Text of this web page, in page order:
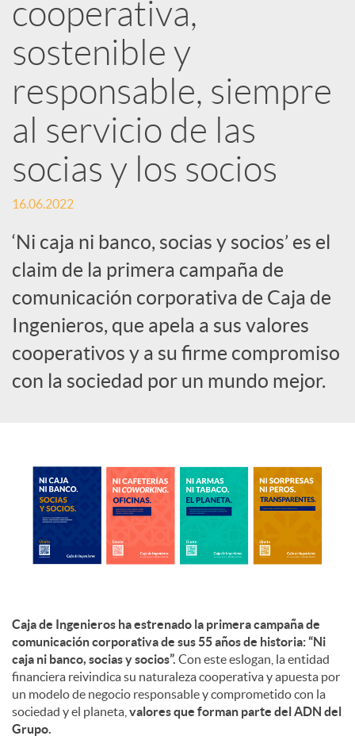
o
r
d
e
c
o
n
t
o
s
cooperativa,
sostenible y
responsable, siempre
al servicio de las
socias y los socios
16.06.2022
‘Ni caja ni banco, socias y socios’ es el
claim de la primera campaña de
comunicación corporativa de Caja de
Ingenieros, que apela a sus valores
cooperativos y a su firme compromiso
con la sociedad por un mundo mejor.
Caja de Ingenieros ha estrenado la primera campaña de
comunicación corporativa de sus 55 años de historia: “Ni
caja ni banco, socias y socios”. Con este eslogan, la entidad
financiera reivindica su naturaleza cooperativa y apuesta por
un modelo de negocio responsable y comprometido con la
sociedad y el planeta, valores que forman parte del ADN del
Grupo.